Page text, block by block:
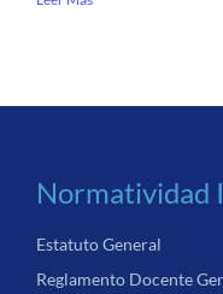
Normatividad
Estatuto General
Reglamento Docente